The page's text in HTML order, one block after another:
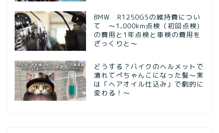
BMW R1250GSの維持費につい
て ～1,000km点検（初回点検)
の費用と1年点検と車検の費用を
ざっくりと～
どうする？バイクのヘルメットで
潰れてぺちゃんこになった髪〜実
は「ヘアオイル仕込み」で劇的に
変わる！〜